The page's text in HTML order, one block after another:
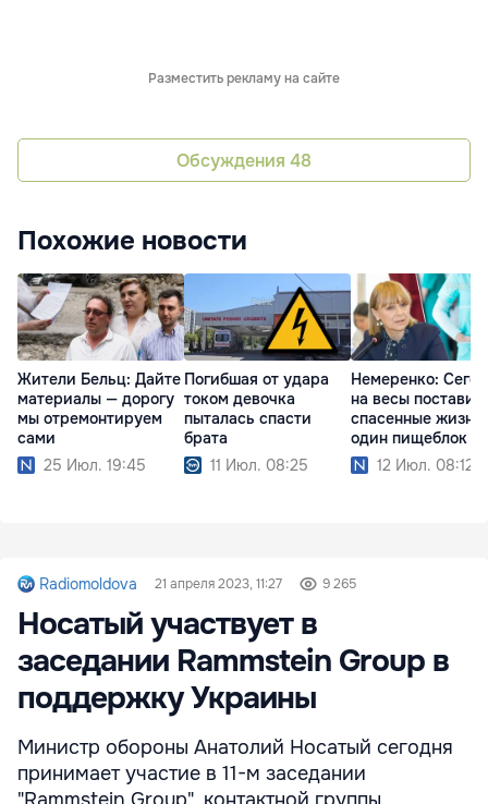
Разместить рекламу на сайте
Обсуждения 48
Похожие новости
Жители Бельц: Дайте
материалы — дорогу
мы отремонтируем
сами
25 Июл. 19:45
Погибшая от удара
током девочка
пыталась спасти
брата
11 Июл. 08:25
Немеренко:
на весы
спасенные жизни
один пищеблок
12 Июл. 08:12
Radiomoldova 21 апреля 2023, 11:27 9 265
Носатый участвует в
заседании Rammstein Group в
поддержку Украины
Министр обороны Анатолий Носатый сегодня
принимает участие в 11-м заседании